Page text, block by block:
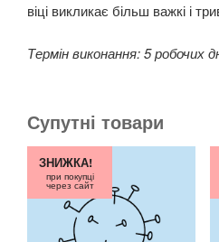
віці викликає більш важкі і
Термін виконання: 5 робочих
Супутні товари
ЗНИЖКА!
при покупці
через сайт